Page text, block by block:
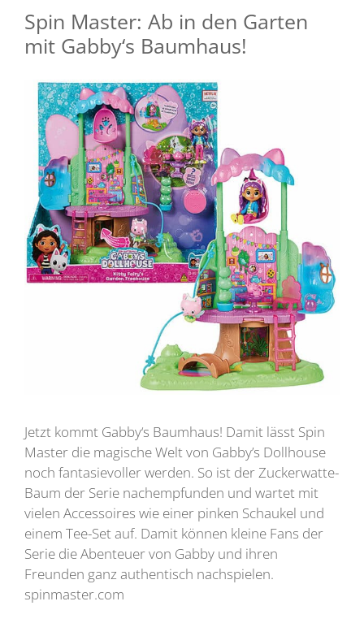
Spin Master: Ab in den Garten
mit Gabby‘s Baumhaus!
Jetzt kommt Gabby‘s Baumhaus! Damit lässt Spin
Master die magische Welt von Gabby’s Dollhouse
noch fantasievoller werden. So ist der Zuckerwatte-
Baum der Serie nachempfunden und wartet mit
vielen Accessoires wie einer pinken Schaukel und
einem Tee-Set auf. Damit können kleine Fans der
Serie die Abenteuer von Gabby und ihren
Freunden ganz authentisch nachspielen.
spinmaster.com